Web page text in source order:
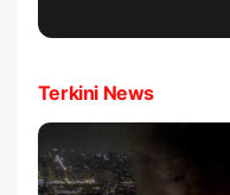
Terkini News